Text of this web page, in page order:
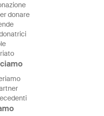
donare